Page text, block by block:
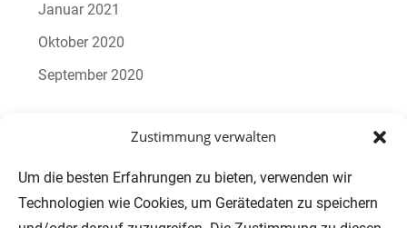
Zustimmung verwalten
Um die besten Erfahrungen zu bieten, verwenden wir
Technologien wie Cookies, um Gerätedaten zu speichern
Januar 2021
Oktober 2020
September 2020